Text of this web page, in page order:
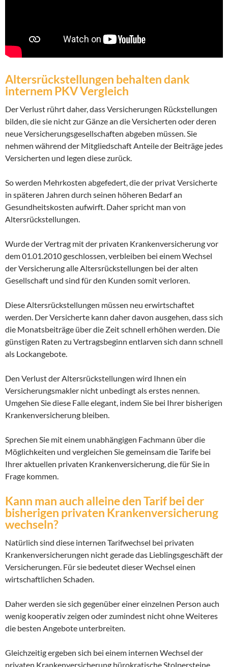
Altersrückstellungen behalten dank
internem PKV Vergleich
Der Verlust rührt daher, dass Versicherungen Rückstellungen
bilden, die sie nicht zur Gänze an die Versicherten oder deren
neue Versicherungsgesellschaften abgeben müssen. Sie
nehmen während der Mitgliedschaft Anteile der Beiträge jedes
Versicherten und legen diese zurück.
So werden Mehrkosten abgefedert, die der privat Versicherte
in späteren Jahren durch seinen höheren Bedarf an
Gesundheitskosten aufwirft. Daher spricht man von
Altersrückstellungen.
Wurde der Vertrag mit der privaten Krankenversicherung vor
dem 01.01.2010 geschlossen, verbleiben bei einem Wechsel
der Versicherung alle Altersrückstellungen bei der alten
Gesellschaft und sind für den Kunden somit verloren.
Diese Altersrückstellungen müssen neu erwirtschaftet
werden. Der Versicherte kann daher davon ausgehen, dass sich
die Monatsbeiträge über die Zeit schnell erhöhen werden. Die
günstigen Raten zu Vertragsbeginn entlarven sich dann schnell
als Lockangebote.
Den Verlust der Altersrückstellungen wird Ihnen ein
Versicherungsmakler nicht unbedingt als erstes nennen.
Umgehen Sie diese Falle elegant, indem Sie bei Ihrer bisherigen
Krankenversicherung bleiben.
Sprechen Sie mit einem unabhängigen Fachmann über die
Möglichkeiten und vergleichen Sie gemeinsam die Tarife bei
Ihrer aktuellen privaten Krankenversicherung, die für Sie in
Frage kommen.
Kann man auch alleine den Tarif bei der
bisherigen privaten Krankenversicherung
wechseln?
Natürlich sind diese internen Tarifwechsel bei privaten
Krankenversicherungen nicht gerade das Lieblingsgeschäft der
Versicherungen. Für sie bedeutet dieser Wechsel einen
wirtschaftlichen Schaden.
Daher werden sie sich gegenüber einer einzelnen Person auch
wenig kooperativ zeigen oder zumindest nicht ohne Weiteres
die besten Angebote unterbreiten.
Gleichzeitig ergeben sich bei einem internen Wechsel der
privaten Krankenversicherung bürokratische Stolpersteine,